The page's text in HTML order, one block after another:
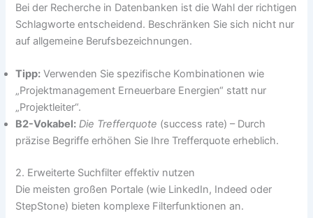
Bei der Recherche in Datenbanken ist die Wahl der richtigen
Schlagworte entscheidend. Beschränken Sie sich nicht nur
auf allgemeine Berufsbezeichnungen.
Tipp: Verwenden Sie spezifische Kombinationen wie
„Projektmanagement Erneuerbare Energien“ statt nur
„Projektleiter“.
B2-Vokabel: Die Trefferquote (success rate) – Durch
präzise Begriffe erhöhen Sie Ihre Trefferquote erheblich.
2. Erweiterte Suchfilter effektiv nutzen
Die meisten großen Portale (wie LinkedIn, Indeed oder
StepStone) bieten komplexe Filterfunktionen an.